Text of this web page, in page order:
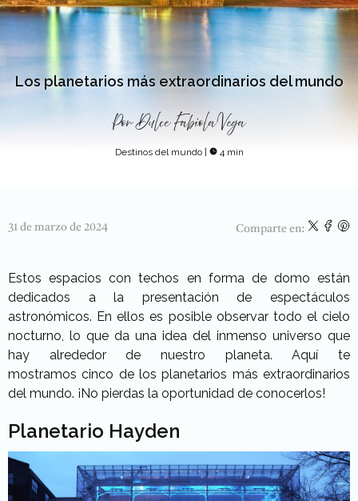
Los planetarios más extraordinarios del mundo
PorDulce Fabiola Vega
Destinos del mundo 4 min
31 de marzo de 2024 Comparte en:
Estos espacios con techos en forma de domo están
dedicados a la presentación de espectáculos
astronómicos. En ellos es posible observar todo el cielo
nocturno, lo que da una idea del inmenso universo que
hay alrededor de nuestro planeta. Aquí te
mostramos cinco de los planetarios más extraordinarios
del mundo. ¡No pierdas la oportunidad de conocerlos!
Planetario Hayden